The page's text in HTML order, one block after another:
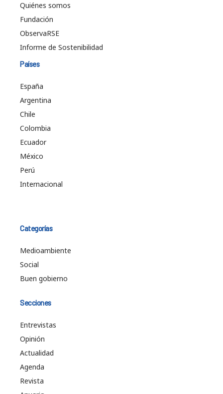
Quiénes somos
Fundación
ObservaRSE
Informe de Sostenibilidad
Países
España
Argentina
Chile
Colombia
Ecuador
México
Perú
Internacional
Categorías
Medioambiente
Social
Buen gobierno
Secciones
Entrevistas
Opinión
Actualidad
Agenda
Revista